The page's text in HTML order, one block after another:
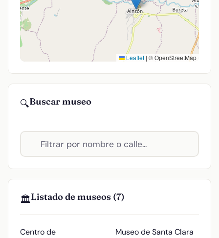
Leaflet | © OpenStreetMap
🔍Buscar museo
🏛️Listado de museos (7)
Centro de
Museo de Santa Clara